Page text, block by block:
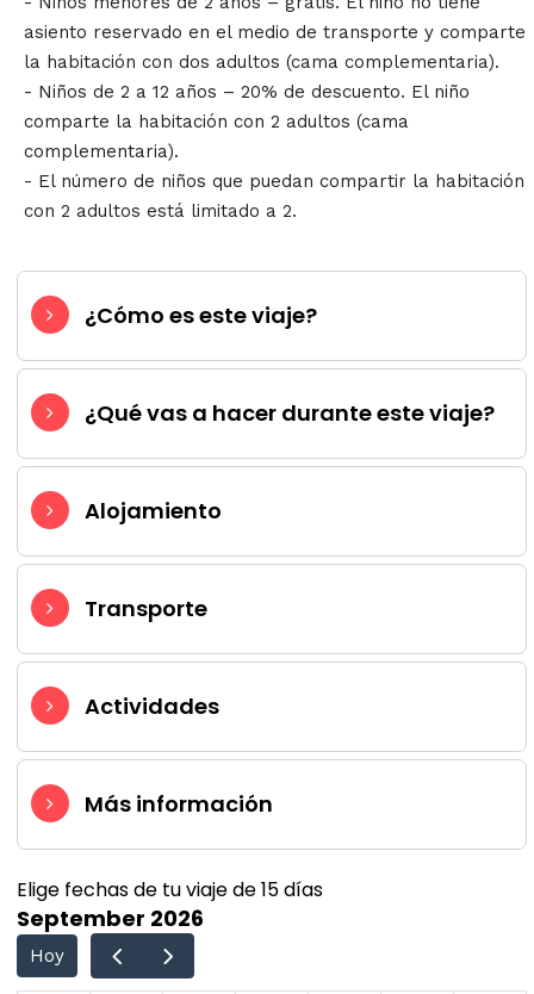
asiento reservado en el medio de transporte y comparte
la habitación con dos adultos (cama complementaria).
- Niños de 2 a 12 años – 20% de descuento. El niño
comparte la habitación con 2 adultos (cama
complementaria).
- El número de niños que puedan compartir la habitación
con 2 adultos está limitado a 2.
¿Cómo es este viaje?
¿Qué vas a hacer durante este viaje?
Alojamiento
Transporte
Actividades
Más información
Elige fechas de tu viaje de 15 días
September 2026
Hoy